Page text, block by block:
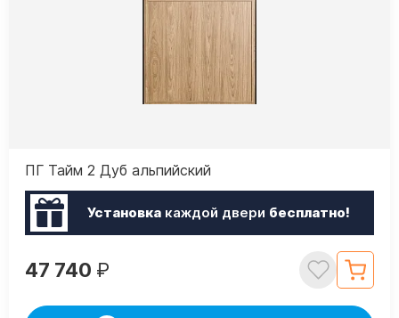
ПГ Тайм 2 Дуб альпийский
Установкакаждой двери бесплатно!
47 740 ₽